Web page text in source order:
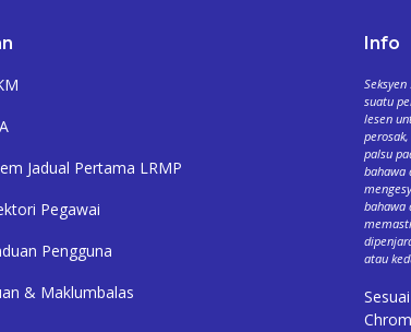
Jadual Pertama LRMP
Pegawai
Pengguna
& Maklumbalas
Info
suatu
lesen
palsu
bahawa
bahawa
atau